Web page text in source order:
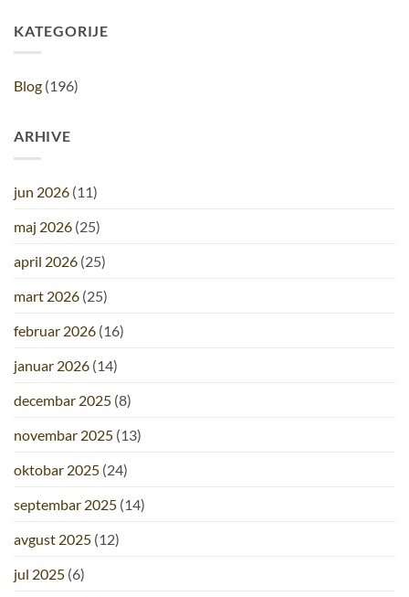
KATEGORIJE
Blog (196)
ARHIVE
jun 2026 (11)
maj 2026 (25)
april 2026 (25)
mart 2026 (25)
februar 2026 (16)
januar 2026 (14)
decembar 2025 (8)
novembar 2025 (13)
oktobar 2025 (24)
septembar 2025 (14)
avgust 2025 (12)
jul 2025 (6)